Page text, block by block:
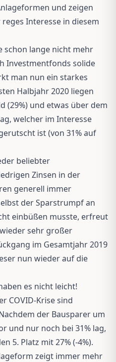
und zeigen
Interesse in diesem
schon lange nicht mehr
Investmentfonds solide
man nun ein starkes
Halbjahr 2020 liegen
(29%) und etwas über dem
welcher im Interesse
ist (von 31% auf
beliebter
Zinsen in der
generell immer
der Sparstrumpf an
einbüßen musste, erfreut
sehr großer
im Gesamtjahr 2019
nun wieder auf die
es nicht leicht!
COVID-Krise sind
der Bausparer um
und nur noch bei 31% lag,
5. Platz mit 27% (-4%).
zeigt immer mehr